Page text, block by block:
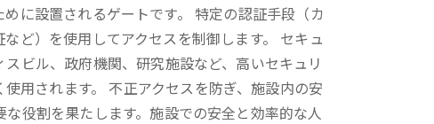
に設置されるゲートです。 特定の認証手段（カ
ど）を使用してアクセスを制御します。 セキュ
スビル、政府機関、研究施設など、高いセキュリ
用されます。 不正アクセスを防ぎ、施設内の安
役割を果たします。施設での安全と効率的な人